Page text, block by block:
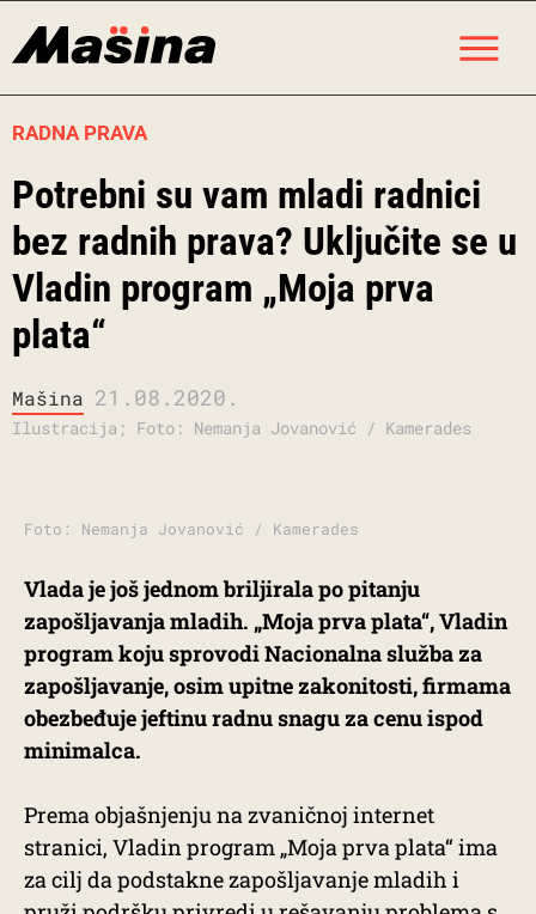
RADNA PRAVA
Potrebni su vam mladi radnici
bez radnih prava? Uključite se u
Vladin program „Moja prva
plata“
Mašina 21.08.2020.
Ilustracija; Foto: Nemanja Jovanović / Kamerades
Foto: Nemanja Jovanović / Kamerades
Vlada je još jednom briljirala po pitanju
zapošljavanja mladih. „Moja prva plata“, Vladin
program koju sprovodi Nacionalna služba za
zapošljavanje, osim upitne zakonitosti, firmama
obezbeđuje jeftinu radnu snagu za cenu ispod
minimalca.
Prema objašnjenju na zvaničnoj internet
stranici, Vladin program „Moja prva plata“ ima
za cilj da podstakne zapošljavanje mladih i